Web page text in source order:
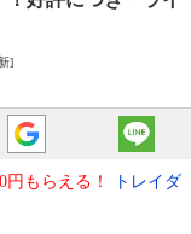
]
もらえる！
トレイダ